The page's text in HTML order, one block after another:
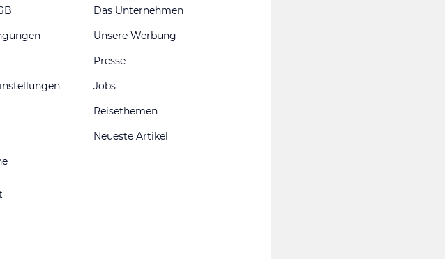
Das Unternehmen
Unsere Werbung
Presse
Jobs
Reisethemen
Neueste Artikel